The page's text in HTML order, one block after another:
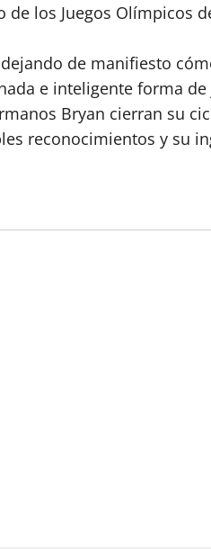
de los Juegos Olímpicos
de manifiesto
e inteligente forma de
Bryan cierran su
reconocimientos y su